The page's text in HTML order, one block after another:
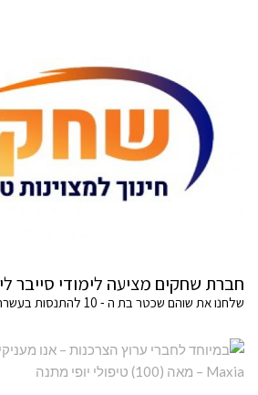
חברת שחקים מציעה לימודי סייבר
שלחנו את שוהם שכטר בת ה - 10 להתנסות בעשרה מיפגשים.